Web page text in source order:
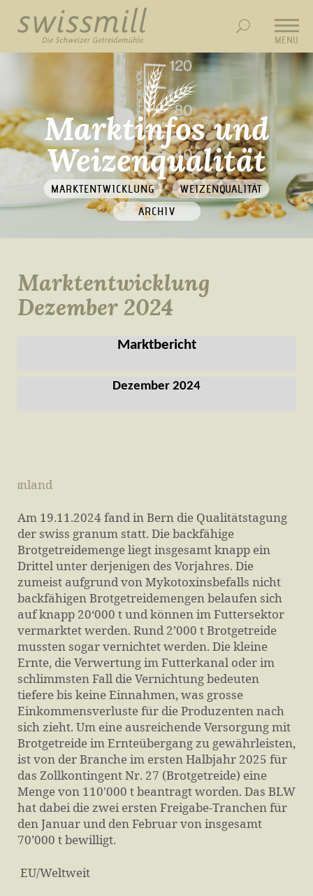
MENU
Marktinfos und
Weizenqualität
MARKTENTWICKLUNG
WEIZENQUALITÄT
ARCHIV
Marktentwicklung
Dezember 2024
Marktbericht
Dezember 2024
nland
Am 19.11.2024 fand in Bern die Qualitätstagung
der swiss granum statt. Die backfähige
Brotgetreidemenge liegt insgesamt knapp ein
Drittel unter derjenigen des Vorjahres. Die
zumeist aufgrund von Mykotoxinsbefalls nicht
backfähigen Brotgetreidemengen belaufen sich
auf knapp 20‘000 t und können im Futtersektor
vermarktet werden. Rund 2’000 t Brotgetreide
mussten sogar vernichtet werden. Die kleine
Ernte, die Verwertung im Futterkanal oder im
schlimmsten Fall die Vernichtung bedeuten
tiefere bis keine Einnahmen, was grosse
Einkommensverluste für die Produzenten nach
sich zieht. Um eine ausreichende Versorgung mit
Brotgetreide im Ernteübergang zu gewährleisten,
ist von der Branche im ersten Halbjahr 2025 für
das Zollkontingent Nr. 27 (Brotgetreide) eine
Menge von 110'000 t beantragt worden. Das BLW
hat dabei die zwei ersten Freigabe-Tranchen für
den Januar und den Februar von insgesamt
70’000 t bewilligt.
EU/Weltweit